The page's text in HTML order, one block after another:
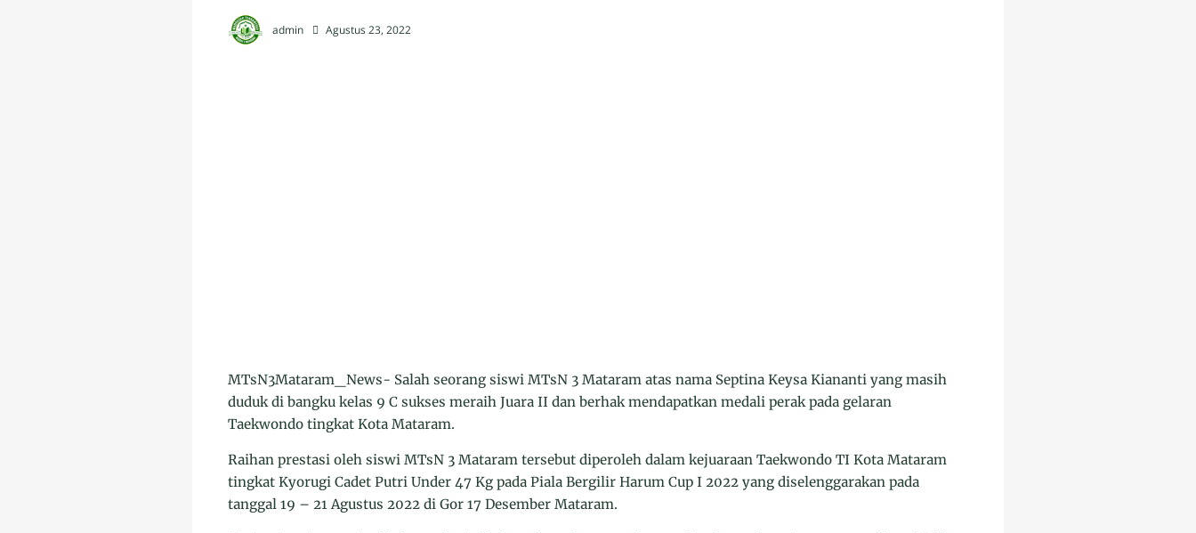
admin Agustus 23, 2022
MTsN3Mataram_News- Salah seorang siswi MTsN 3 Mataram atas nama Septina Keysa Kiananti yang masih
duduk di bangku kelas 9 C sukses meraih Juara II dan berhak mendapatkan medali perak pada gelaran
Taekwondo tingkat Kota Mataram.
Raihan prestasi oleh siswi MTsN 3 Mataram tersebut diperoleh dalam kejuaraan Taekwondo TI Kota Mataram
tingkat Kyorugi Cadet Putri Under 47 Kg pada Piala Bergilir Harum Cup I 2022 yang diselenggarakan pada
tanggal 19 – 21 Agustus 2022 di Gor 17 Desember Mataram.